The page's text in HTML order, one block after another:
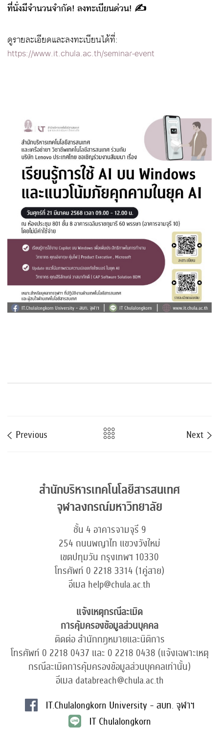
ที่นั่งมีจำนวนจำกัด! ลงทะเบียนด่วน! ✍️
ดูรายละเอียดและลงทะเบียนได้ที่:
https://www.it.chula.ac.th/seminar-event
Previous Next
สำนักบริหารเทคโนโลยีสารสนเทศ
จุฬาลงกรณ์มหาวิทยาลัย
ชั้น 4 อาคารจามจุรี 9
254 ถนนพญาไท แขวงวังใหม่
เขตปทุมวัน กรุงเทพฯ 10330
โทรศัพท์ 0 2218 3314 (1คู่สาย)
อีเมล help@chula.ac.th
แจ้งเหตุกรณีละเมิด
การคุ้มครองข้อมูลส่วนบุคคล
ติดต่อ สำนักกฎหมายและนิติการ
โทรศัพท์ 0 2218 0437 และ 0 2218 0438 (แจ้งเฉพาะเหตุ
กรณีละเมิดการคุ้มครองข้อมูลส่วนบุคคลเท่านั้น)
อีเมล databreach@chula.ac.th
IT.Chulalongkorn University - สบท. จุฬาฯ
IT Chulalongkorn